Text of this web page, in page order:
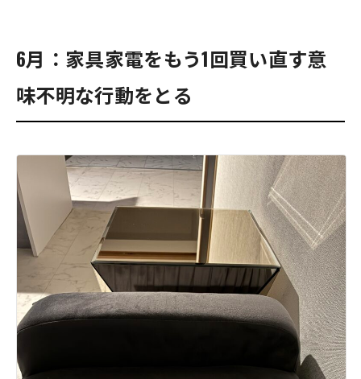
6月：家具家電をもう1回買い直す意
味不明な行動をとる